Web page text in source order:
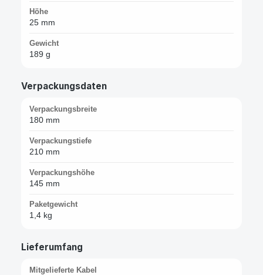
Höhe
25 mm
Gewicht
189 g
Verpackungsdaten
Verpackungsbreite
180 mm
Verpackungstiefe
210 mm
Verpackungshöhe
145 mm
Paketgewicht
1,4 kg
Lieferumfang
Mitgelieferte Kabel